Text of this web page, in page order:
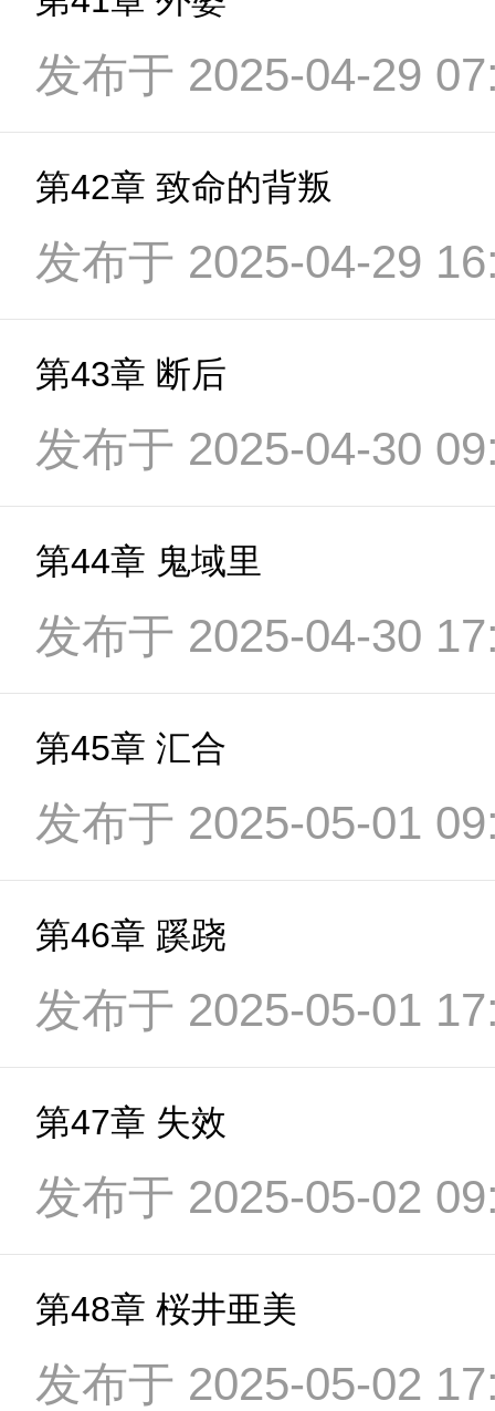
发布于 2025-04-29
第42章 致命的背叛
发布于 2025-04-29
第43章 断后
发布于 2025-04-30
第44章 鬼域里
发布于 2025-04-30
第45章 汇合
发布于 2025-05-01
第46章 蹊跷
发布于 2025-05-01
第47章 失效
发布于 2025-05-02
第48章 桜井亜美
发布于 2025-05-02